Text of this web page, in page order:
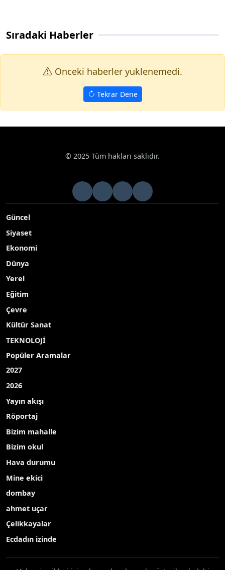
Sıradaki Haberler
Onceki haberler yuklenemedi.
Tekrar Dene
© 2025 Tüm hakları saklıdır.
Güncel
Siyaset
Ekonomi
Dünya
Yerel
Eğitim
Çevre
Kültür Sanat
TEKNOLOJİ
Popüler Aramalar
2027
2026
Yayın akışı
Röportaj
Bizim mahalle
Bizim okul
Hava durumu
Mine ekici
dombay
ahmet uçar
Çelikkayalar
Ecdadın izinde